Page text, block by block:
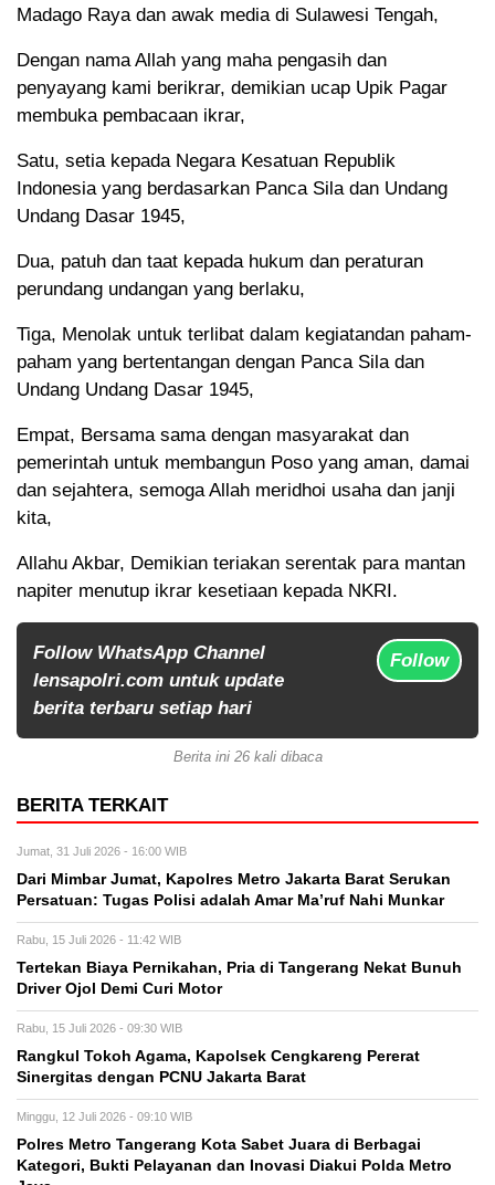
Madago Raya dan awak media di Sulawesi Tengah,
Dengan nama Allah yang maha pengasih dan
penyayang kami berikrar, demikian ucap Upik Pagar
membuka pembacaan ikrar,
Satu, setia kepada Negara Kesatuan Republik
Indonesia yang berdasarkan Panca Sila dan Undang
Undang Dasar 1945,
Dua, patuh dan taat kepada hukum dan peraturan
perundang undangan yang berlaku,
Tiga, Menolak untuk terlibat dalam kegiatandan paham-
paham yang bertentangan dengan Panca Sila dan
Undang Undang Dasar 1945,
Empat, Bersama sama dengan masyarakat dan
pemerintah untuk membangun Poso yang aman, damai
dan sejahtera, semoga Allah meridhoi usaha dan janji
kita,
Allahu Akbar, Demikian teriakan serentak para mantan
napiter menutup ikrar kesetiaan kepada NKRI.
Follow WhatsApp Channel
lensapolri.com untuk update
berita terbaru setiap hari
Follow
Berita ini 26 kali dibaca
BERITA TERKAIT
Jumat, 31 Juli 2026 - 16:00 WIB
Dari Mimbar Jumat, Kapolres Metro Jakarta Barat Serukan
Persatuan: Tugas Polisi adalah Amar Ma’ruf Nahi Munkar
Rabu, 15 Juli 2026 - 11:42 WIB
Tertekan Biaya Pernikahan, Pria di Tangerang Nekat Bunuh
Driver Ojol Demi Curi Motor
Rabu, 15 Juli 2026 - 09:30 WIB
Rangkul Tokoh Agama, Kapolsek Cengkareng Pererat
Sinergitas dengan PCNU Jakarta Barat
Minggu, 12 Juli 2026 - 09:10 WIB
Polres Metro Tangerang Kota Sabet Juara di Berbagai
Kategori, Bukti Pelayanan dan Inovasi Diakui Polda Metro